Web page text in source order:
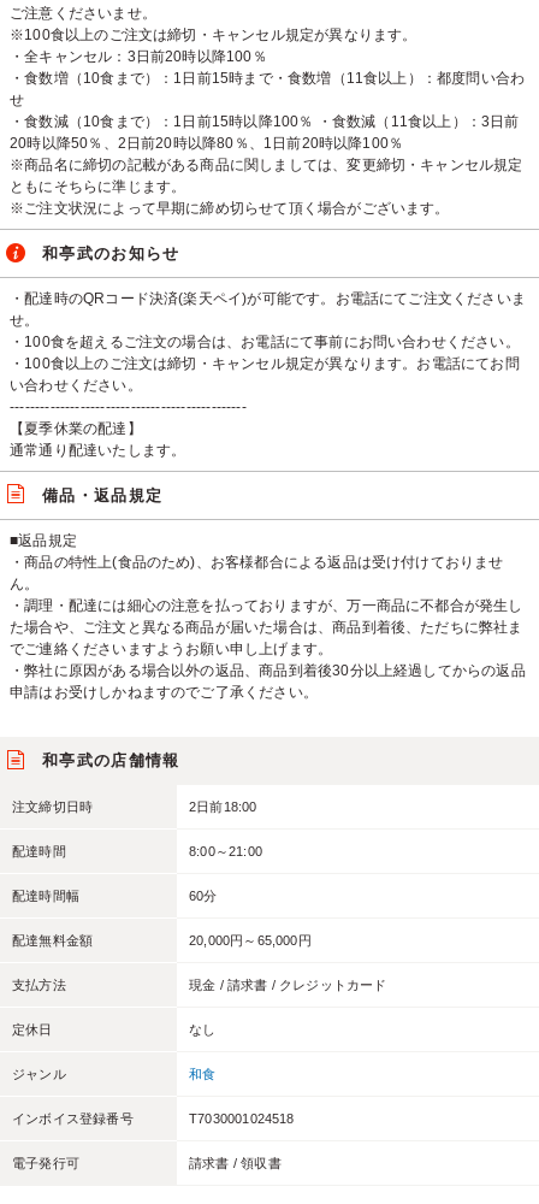
ご注意くださいませ。
※100食以上のご注文は締切・キャンセル規定が異なります。
・全キャンセル：3日前20時以降100％
・食数増（10食まで）：1日前15時まで・食数増（11食以上）：都度問い合わ
せ
・食数減（10食まで）：1日前15時以降100％ ・食数減（11食以上）：3日前
20時以降50％、2日前20時以降80％、1日前20時以降100％
※商品名に締切の記載がある商品に関しましては、変更締切・キャンセル規定
ともにそちらに準じます。
※ご注文状況によって早期に締め切らせて頂く場合がございます。
和亭武のお知らせ
・配達時のQRコード決済(楽天ペイ)が可能です。お電話にてご注文くださいま
せ。
・100食を超えるご注文の場合は、お電話にて事前にお問い合わせください。
・100食以上のご注文は締切・キャンセル規定が異なります。お電話にてお問
い合わせください。
-----------------------------------------------
【夏季休業の配達】
通常通り配達いたします。
備品・返品規定
■返品規定
・商品の特性上(食品のため)、お客様都合による返品は受け付けておりませ
ん。
・調理・配達には細心の注意を払っておりますが、万一商品に不都合が発生し
た場合や、ご注文と異なる商品が届いた場合は、商品到着後、ただちに弊社ま
でご連絡くださいますようお願い申し上げます。
・弊社に原因がある場合以外の返品、商品到着後30分以上経過してからの返品
申請はお受けしかねますのでご了承ください。
和亭武の店舗情報
注文締切日時 2日前18:00
配達時間 8:00～21:00
配達時間幅 60分
配達無料金額 20,000円～65,000円
支払方法 現金 / 請求書 / クレジットカード
定休日 なし
ジャンル 和食
インボイス登録番号 T7030001024518
電子発行可 請求書 / 領収書